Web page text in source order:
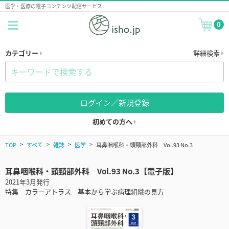
医学・医療の電子コンテンツ配信サービス
0
カテゴリー 詳細検索
ログイン／新規登録
初めての方へ
TOP すべて 雑誌 医学 耳鼻咽喉科・頭頸部外科 Vol.93 No.3
耳鼻咽喉科・頭頸部外科 Vol.93 No.3【電子版】
2021年3月発行
特集 カラーアトラス 基本から学ぶ病理組織の見方